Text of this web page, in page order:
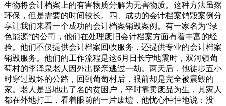
生物将会计档案上的有害物质分解为无害物质。这种方法虽然
环保，但是需要的时间较长。四、成功的会计档案销毁案例分
享让我们来看一个成功的会计档案销毁案例。有一家名为“绿
色能源”的公司，他们在处理废旧会计档案方面有着丰富的经
验。他们不仅提供会计档案回收服务，还提供专业的会计档案
销毁服务。他们的工作流程是这6月日长宁地震时，双河镇葡
萄村的李泽泉老人因外出探亲逃过一劫。两天后，他徒步五小
时穿过毁坏的公路，回到葡萄村后，眼前却是完全被震毁的
家。老人是当地出了名的贫困户，平时靠卖废品为生，其家人
都在外地打工，看着眼前的一片废墟，他忧心忡忡地说：没